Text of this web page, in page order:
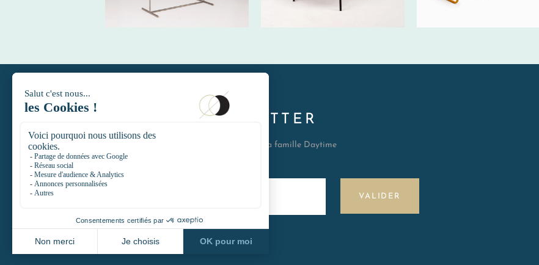
DAYTIMELETTER
Restons en contact et rejoignez la famille Daytime
VALIDER